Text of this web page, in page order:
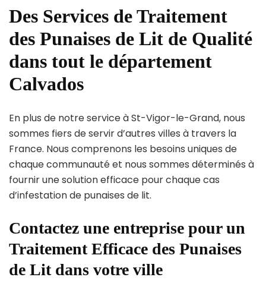
Des Services de Traitement
des Punaises de Lit de Qualité
dans tout le département
Calvados
En plus de notre service à St-Vigor-le-Grand, nous
sommes fiers de servir d’autres villes à travers la
France. Nous comprenons les besoins uniques de
chaque communauté et nous sommes déterminés à
fournir une solution efficace pour chaque cas
d’infestation de punaises de lit.
Contactez une entreprise pour un
Traitement Efficace des Punaises
de Lit dans votre ville